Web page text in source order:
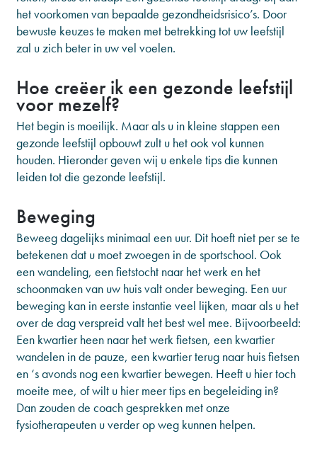
het voorkomen van bepaalde gezondheidsrisico’s. Door
bewuste keuzes te maken met betrekking tot uw leefstijl
zal u zich beter in uw vel voelen.
Hoe creëer ik een gezonde leefstijl
voor mezelf?
Het begin is moeilijk. Maar als u in kleine stappen een
gezonde leefstijl opbouwt zult u het ook vol kunnen
houden. Hieronder geven wij u enkele tips die kunnen
leiden tot die gezonde leefstijl.
Beweging
Beweeg dagelijks minimaal een uur. Dit hoeft niet per se te
betekenen dat u moet zwoegen in de sportschool. Ook
een wandeling, een fietstocht naar het werk en het
schoonmaken van uw huis valt onder beweging. Een uur
beweging kan in eerste instantie veel lijken, maar als u het
over de dag verspreid valt het best wel mee. Bijvoorbeeld:
Een kwartier heen naar het werk fietsen, een kwartier
wandelen in de pauze, een kwartier terug naar huis fietsen
en ‘s avonds nog een kwartier bewegen. Heeft u hier toch
moeite mee, of wilt u hier meer tips en begeleiding in?
Dan zouden de coach gesprekken met onze
fysiotherapeuten u verder op weg kunnen helpen.